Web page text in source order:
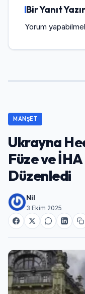
Bir Yanıt
Yorum
MANŞET
Ukrayna
Füze ve
Düzenledi
Nil
3 Ekim 2025